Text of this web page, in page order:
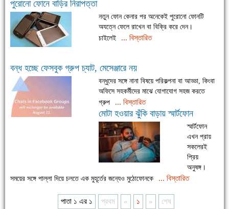
পুরোনো ফোনে বাড়ির নিরাপত্তা
নতুন ফোন কেনার পর অনেকেই পুরোনো ফোনটি
অযত্নে ফেলে রাখেন বা বিক্রি করে দেন।
চাইলেই
... বিস্তারিত
বন্ধ হচ্ছে ফেসবুক গ্রুপ চ্যাট, মেসেঞ্জারে নয়
বন্ধুদের সঙ্গে নানা বিষয়ে পরিকল্পনা বা আড্ডা, কিংবা
অফিসে সহকর্মীদের মাঝে যোগাযোগ সহজ করতে
গ্রুপ
... বিস্তারিত
মোটা হওয়ার ঝুঁকি বাড়ায় স্মার্টফোন
স্মার্টফোন
এখন প্রায়
সকলেরই
প্রিয়
অনুষঙ্গ।
সময়ের সঙ্গে পাল্লা দিয়ে চলতে এক মুহূর্তের জন্যেও মুঠোফোনকে
... বিস্তারিত
পাতা ১ এর ১ প্রথম « ১ » শেষ